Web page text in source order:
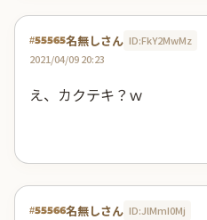
#55565名無しさん ID:FkY2MwMz
2021/04/09 20:23
え、カクテキ？ｗ
#55566名無しさん ID:JlMmI0Mj